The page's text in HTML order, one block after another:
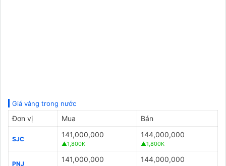
Giá vàng trong nước
Đơn vị Mua Bán
SJC
141,000,000
▲1,800K
144,000,000
▲1,800K
PNJ
141,000,000 144,000,000